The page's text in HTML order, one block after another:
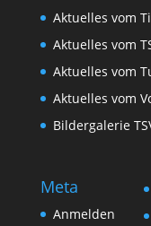
Aktuelles vom
Aktuelles vom
Aktuelles vom
Aktuelles vom
Bildergalerie
Meta
Anmelden